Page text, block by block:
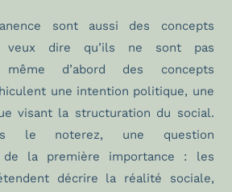
sont aussi des concepts
veux dire qu’ils ne sont pas
d’abord des concepts
une intention politique, une
visant la structuration du social.
le noterez, une question
de la première importance : les
décrire la réalité sociale,